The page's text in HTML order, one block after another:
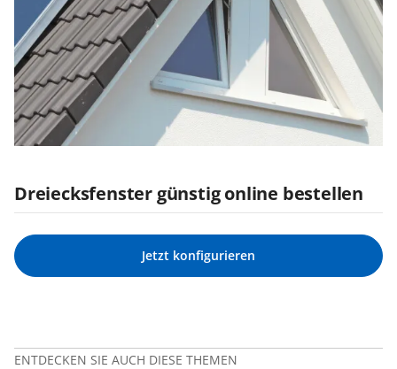
Dreiecksfenster günstig online bestellen
Jetzt konfigurieren
ENTDECKEN SIE AUCH DIESE THEMEN